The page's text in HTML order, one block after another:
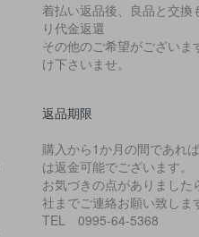
着払い返品後、良品と交換
り代金返還
その他のご希望がございま
け下さいませ。
返品期限
購入から1か月の間であれ
は返金可能でございます。
お気づきの点がありました
社までご連絡お願い致しま
TEL 0995-64-5368